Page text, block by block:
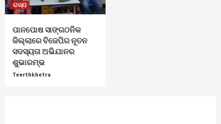
ରାଜ୍ୟ
ପାନପୋଷ ସାଙ୍ଗଠନିକ
ଜିଲ୍ଲାରେ ବିଜେପିର ନୂତନ
ସଦସ୍ୟତା ଅଭିଯାନର
ଶୁଭାରମ୍ଭ
Teerthkhetra